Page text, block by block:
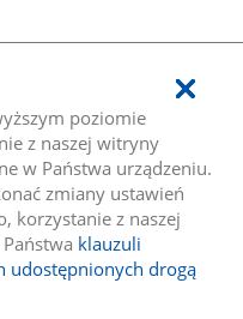
poziomie
z naszej witryny
w Państwa urządzeniu.
zmiany ustawień
korzystanie z naszej
klauzuli
udostępnionych drogą